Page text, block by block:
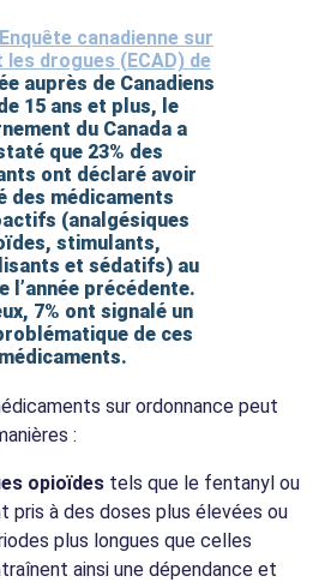
Enquête canadienne sur
les drogues (ECAD) de
auprès de Canadiens
15 ans et plus, le
du Canada a
que 23% des
ont déclaré avoir
des médicaments
(analgésiques
stimulants,
et sédatifs) au
l’année précédente.
7% ont signalé un
de ces
médicaments.
sur ordonnance peut
:
opioïdes tels que le fentanyl ou
pris à des doses plus élevées ou
plus longues que celles
ainsi une dépendance et